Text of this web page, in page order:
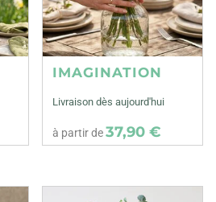
IMAGINATION
Livraison dès aujourd'hui
à partir de37,90 €